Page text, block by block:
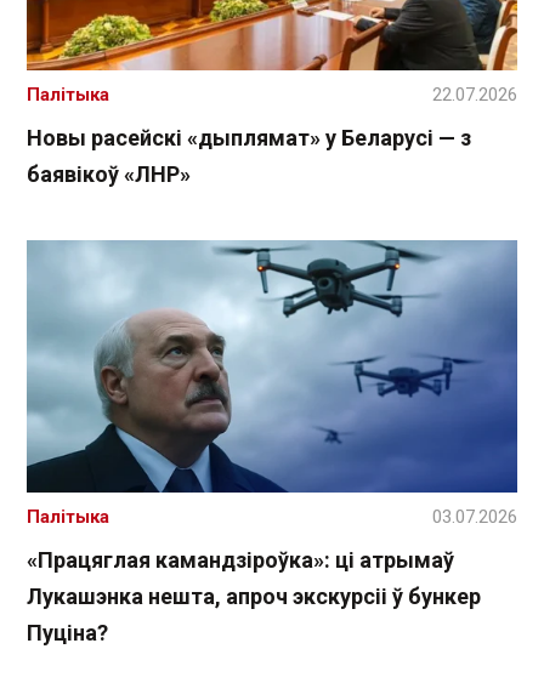
Новы расейскі «дыплямат» у Беларусі — з
баявікоў «ЛНР»
Палітыка 22.07.2026
«Працяглая камандзіроўка»: ці атрымаў
Лукашэнка нешта, апроч экскурсіі ў бункер
Пуціна?
Палітыка 03.07.2026